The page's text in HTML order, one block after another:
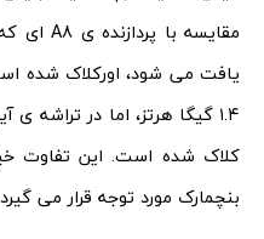
کلاک شده است. این تفاوت
بنچمارک مورد توجه قرار می